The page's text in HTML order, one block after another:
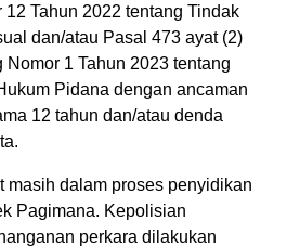
Tahun 2022 tentang Tindak
dan/atau Pasal 473 ayat (2)
1 Tahun 2023 tentang
Pidana dengan ancaman
12 tahun dan/atau denda
masih dalam proses penyidikan
Pagimana. Kepolisian
perkara dilakukan